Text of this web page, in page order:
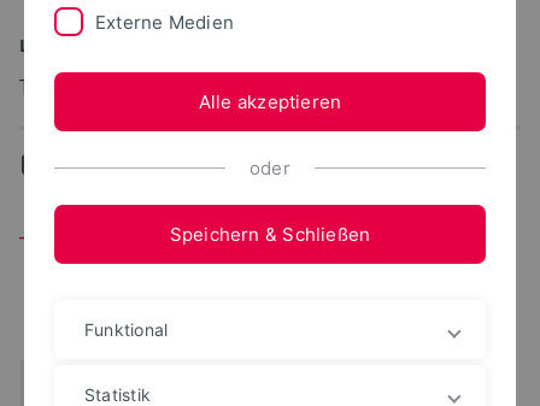
LAFF e. V.
Technologie Protein-basierter Lebensmittel
... Termine
Termine
Vorbereitungsabend Podiumsdiskussion
Externe Medien
Alle akzeptieren
oder
Speichern & Schließen
Funktional
Statistik